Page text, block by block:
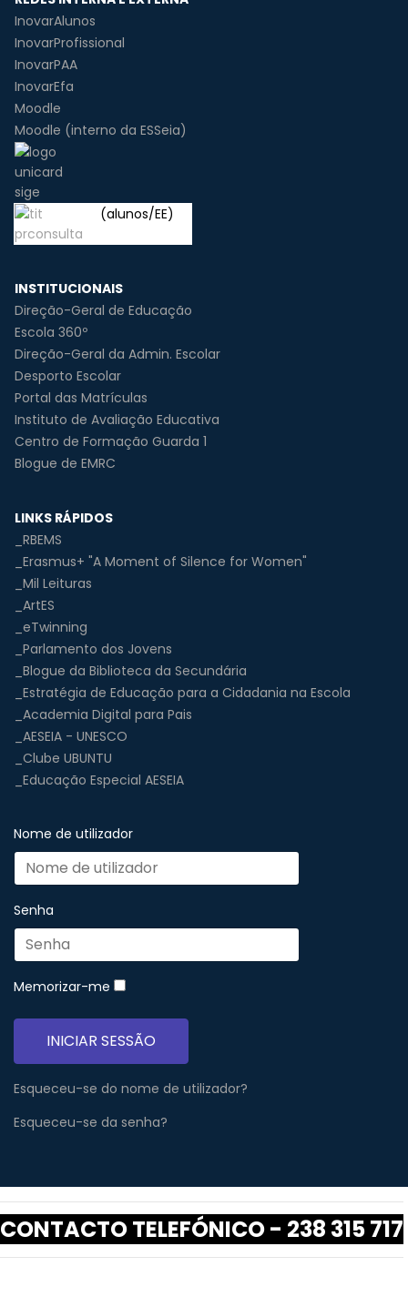
InovarAlunos
InovarProfissional
InovarPAA
InovarEfa
Moodle
Moodle (interno da ESSeia)
(alunos/EE)
INSTITUCIONAIS
Direção-Geral de Educação
Escola 360º
Direção-Geral da Admin. Escolar
Desporto Escolar
Portal das Matrículas
Instituto de Avaliação Educativa
Centro de Formação Guarda 1
Blogue de EMRC
LINKS RÁPIDOS
_RBEMS
_Erasmus+ "A Moment of Silence for Women"
_Mil Leituras
_ArtES
_eTwinning
_Parlamento dos Jovens
_Blogue da Biblioteca da Secundária
_Estratégia de Educação para a Cidadania na Escola
_Academia Digital para Pais
_AESEIA - UNESCO
_Clube UBUNTU
_Educação Especial AESEIA
Nome de utilizador
Senha
Memorizar-me
INICIAR SESSÃO
Esqueceu-se do nome de utilizador?
Esqueceu-se da senha?
CONTACTO TELEFÓNICO - 238 315 717